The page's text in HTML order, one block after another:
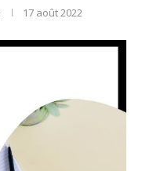
17 août 2022